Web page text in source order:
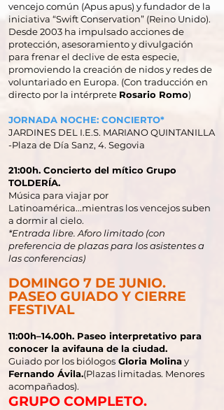
vencejo común (Apus apus) y fundador de la
iniciativa “Swift Conservation” (Reino Unido).
Desde 2003 ha impulsado acciones de
protección, asesoramiento y divulgación
para frenar el declive de esta especie,
promoviendo la creación de nidos y redes de
voluntariado en Europa. (Con traducción en
directo por la intérprete Rosario Romo)
JORNADA NOCHE: CONCIERTO*
JARDINES DEL I.E.S. MARIANO QUINTANILLA
-Plaza de Día Sanz, 4. Segovia
21:00h. Concierto del mítico Grupo
TOLDERÍA.
Música para viajar por
Latinoamérica...mientras los vencejos suben
a dormir al cielo.
*Entrada libre. Aforo limitado (con
preferencia de plazas para los asistentes a
las conferencias)
DOMINGO 7 DE JUNIO.
PASEO GUIADO Y CIERRE
FESTIVAL
11:00h–14.00h. Paseo interpretativo para
conocer la avifauna de la ciudad.
Guiado por los biólogos Gloria Molinay
Fernando Ávila.(Plazas limitadas. Menores
acompañados).
GRUPO COMPLETO.